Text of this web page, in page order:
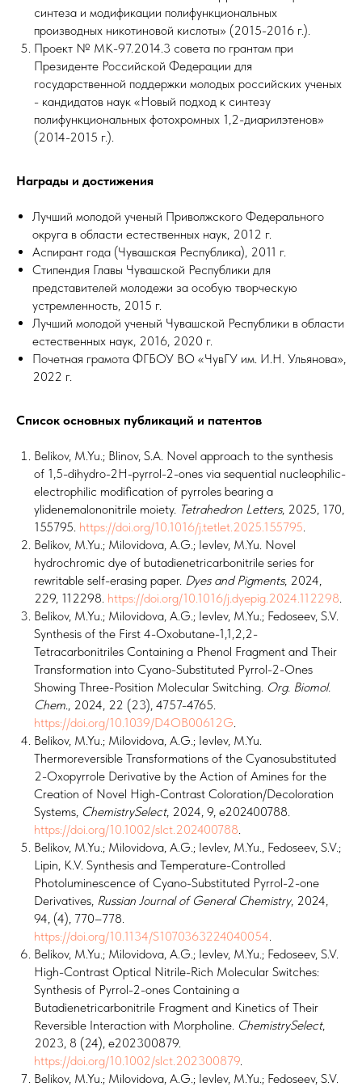
синтеза и модификации полифункциональных
производных никотиновой кислоты» (2015-2016 г.).
Проект № МК-97.2014.3 совета по грантам при
Президенте Российской Федерации для
государственной поддержки молодых российских ученых
- кандидатов наук «Новый подход к синтезу
полифункциональных фотохромных 1,2-диарилэтенов»
(2014-2015 г.).
Награды и достижения
Лучший молодой ученый Приволжского Федерального
округа в области естественных наук, 2012 г.
Аспирант года (Чувашская Республика), 2011 г.
Стипендия Главы Чувашской Республики для
представителей молодежи за особую творческую
устремленность, 2015 г.
Лучший молодой ученый Чувашской Республики в области
естественных наук, 2016, 2020 г.
Почетная грамота ФГБОУ ВО «ЧувГУ им. И.Н. Ульянова»,
2022 г.
Список основных публикаций и патентов
Belikov, M.Yu.; Blinov, S.A. Novel approach to the synthesis
of 1,5-dihydro-2H-pyrrol-2-ones via sequential nucleophilic-
electrophilic modification of pyrroles bearing a
ylidenemalononitrile moiety. Tetrahedron Letters, 2025, 170,
155795. https://doi.org/10.1016/j.tetlet.2025.155795.
Belikov, M.Yu.; Milovidova, A.G.; Ievlev, M.Yu. Novel
hydrochromic dye of butadienetricarbonitrile series for
rewritable self-erasing paper. Dyes and Pigments, 2024,
229, 112298. https://doi.org/10.1016/j.dyepig.2024.112298.
Belikov, M.Yu.; Milovidova, A.G.; Ievlev, M.Yu.; Fedoseev, S.V.
Synthesis of the First 4-Oxobutane-1,1,2,2-
Tetracarbonitriles Containing a Phenol Fragment and Their
Transformation into Cyano-Substituted Pyrrol-2-Ones
Showing Three-Position Molecular Switching. Org. Biomol.
Chem., 2024, 22 (23), 4757-4765.
https://doi.org/10.1039/D4OB00612G.
Belikov, M.Yu.; Milovidova, A.G.; Ievlev, M.Yu.
Thermoreversible Transformations of the Cyanosubstituted
2-Oxopyrrole Derivative by the Action of Amines for the
Creation of Novel High-Contrast Coloration/Decoloration
Systems, ChemistrySelect, 2024, 9, e202400788.
https://doi.org/10.1002/slct.202400788.
Belikov, M.Yu.; Milovidova, A.G.; Ievlev, M.Yu., Fedoseev, S.V.;
Lipin, K.V. Synthesis and Temperature-Controlled
Photoluminescence of Cyano-Substituted Pyrrol-2-one
Derivatives, Russian Journal of General Chemistry, 2024,
94, (4), 770–778.
https://doi.org/10.1134/S1070363224040054.
Belikov, M.Yu.; Milovidova, A.G.; Ievlev, M.Yu.; Fedoseev, S.V.
High-Contrast Optical Nitrile-Rich Molecular Switches:
Synthesis of Pyrrol-2-ones Containing a
Butadienetricarbonitrile Fragment and Kinetics of Their
Reversible Interaction with Morpholine. ChemistrySelect,
2023, 8 (24), e202300879.
https://doi.org/10.1002/slct.202300879.
Belikov, M.Yu.; Milovidova, A.G.; Ievlev, M.Yu.; Fedoseev, S.V.